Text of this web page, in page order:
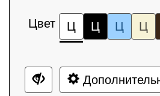
Цвет Ц Ц Ц Ц